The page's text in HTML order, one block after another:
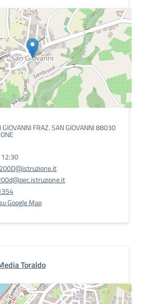
GIOVANNI FRAZ. SAN GIOVANNI 88030
Google Map
Toraldo